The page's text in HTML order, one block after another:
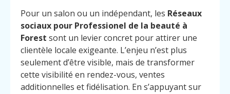
Pour un salon ou un indépendant, les Réseaux
sociaux pour Professionel de la beauté à
Forest sont un levier concret pour attirer une
clientèle locale exigeante. L’enjeu n’est plus
seulement d’être visible, mais de transformer
cette visibilité en rendez-vous, ventes
additionnelles et fidélisation. En s’appuyant sur